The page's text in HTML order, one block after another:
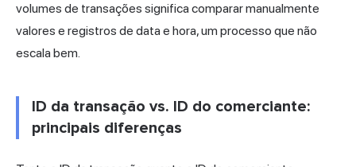
volumes de transações significa comparar manualmente
valores e registros de data e hora, um processo que não
escala bem.
ID da transação vs. ID do comerciante:
principais diferenças